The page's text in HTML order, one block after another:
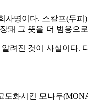
명이다. 스칼프(두
돼 그 뜻을 더 범용으
진 것이 사실이다.
도화시킨 모나두